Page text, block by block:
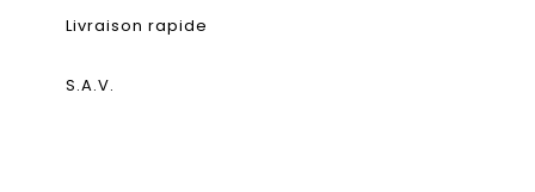
Livraison rapide
S.A.V.